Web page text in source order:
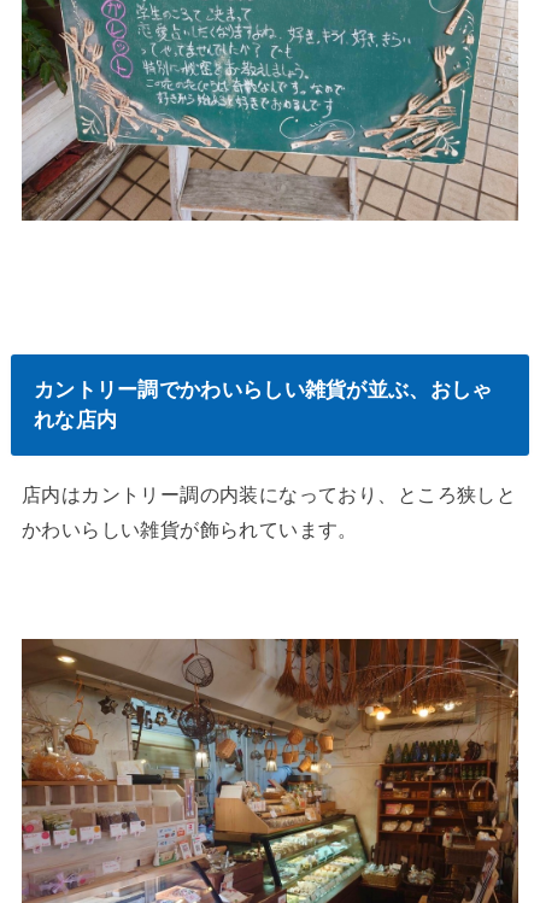
カントリー調でかわいらしい雑貨が並ぶ、おしゃ
れな店内
店内はカントリー調の内装になっており、ところ狭しと
かわいらしい雑貨が飾られています。